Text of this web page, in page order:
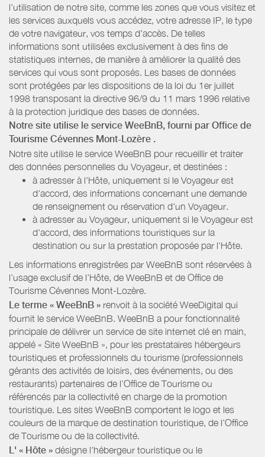
l’utilisation de notre site, comme les zones que vous visitez et
les services auxquels vous accédez, votre adresse IP, le type
de votre navigateur, vos temps d'accès. De telles
informations sont utilisées exclusivement à des fins de
statistiques internes, de manière à améliorer la qualité des
services qui vous sont proposés. Les bases de données
sont protégées par les dispositions de la loi du 1er juillet
1998 transposant la directive 96/9 du 11 mars 1996 relative
à la protection juridique des bases de données.
Notre site utilise le service WeeBnB, fourni par Office de
Tourisme Cévennes Mont-Lozère .
Notre site utilise le service WeeBnB pour recueillir et traiter
des données personnelles du Voyageur, et destinées :
à adresser à l'Hôte, uniquement si le Voyageur est
d'accord, des informations concernant une demande
de renseignement ou réservation d'un Voyageur.
à adresser au Voyageur, uniquement si le Voyageur est
d'accord, des informations touristiques sur la
destination ou sur la prestation proposée par l'Hôte.
Les informations enregistrées par WeeBnB sont réservées à
l’usage exclusif de l’Hôte, de WeeBnB et de Office de
Tourisme Cévennes Mont-Lozère.
Le terme « WeeBnB » renvoit à la société WeeDigital qui
fournit le service WeeBnB. WeeBnB a pour fonctionnalité
principale de délivrer un service de site internet clé en main,
appelé « Site WeeBnB », pour les prestataires hébergeurs
touristiques et professionnels du tourisme (professionnels
gérants des activités de loisirs, des événements, ou des
restaurants) partenaires de l’Office de Tourisme ou
référencés par la collectivité en charge de la promotion
touristique. Les sites WeeBnB comportent le logo et les
couleurs de la marque de destination touristique, de l’Office
de Tourisme ou de la collectivité.
L' « Hôte » désigne l'hébergeur touristique ou le